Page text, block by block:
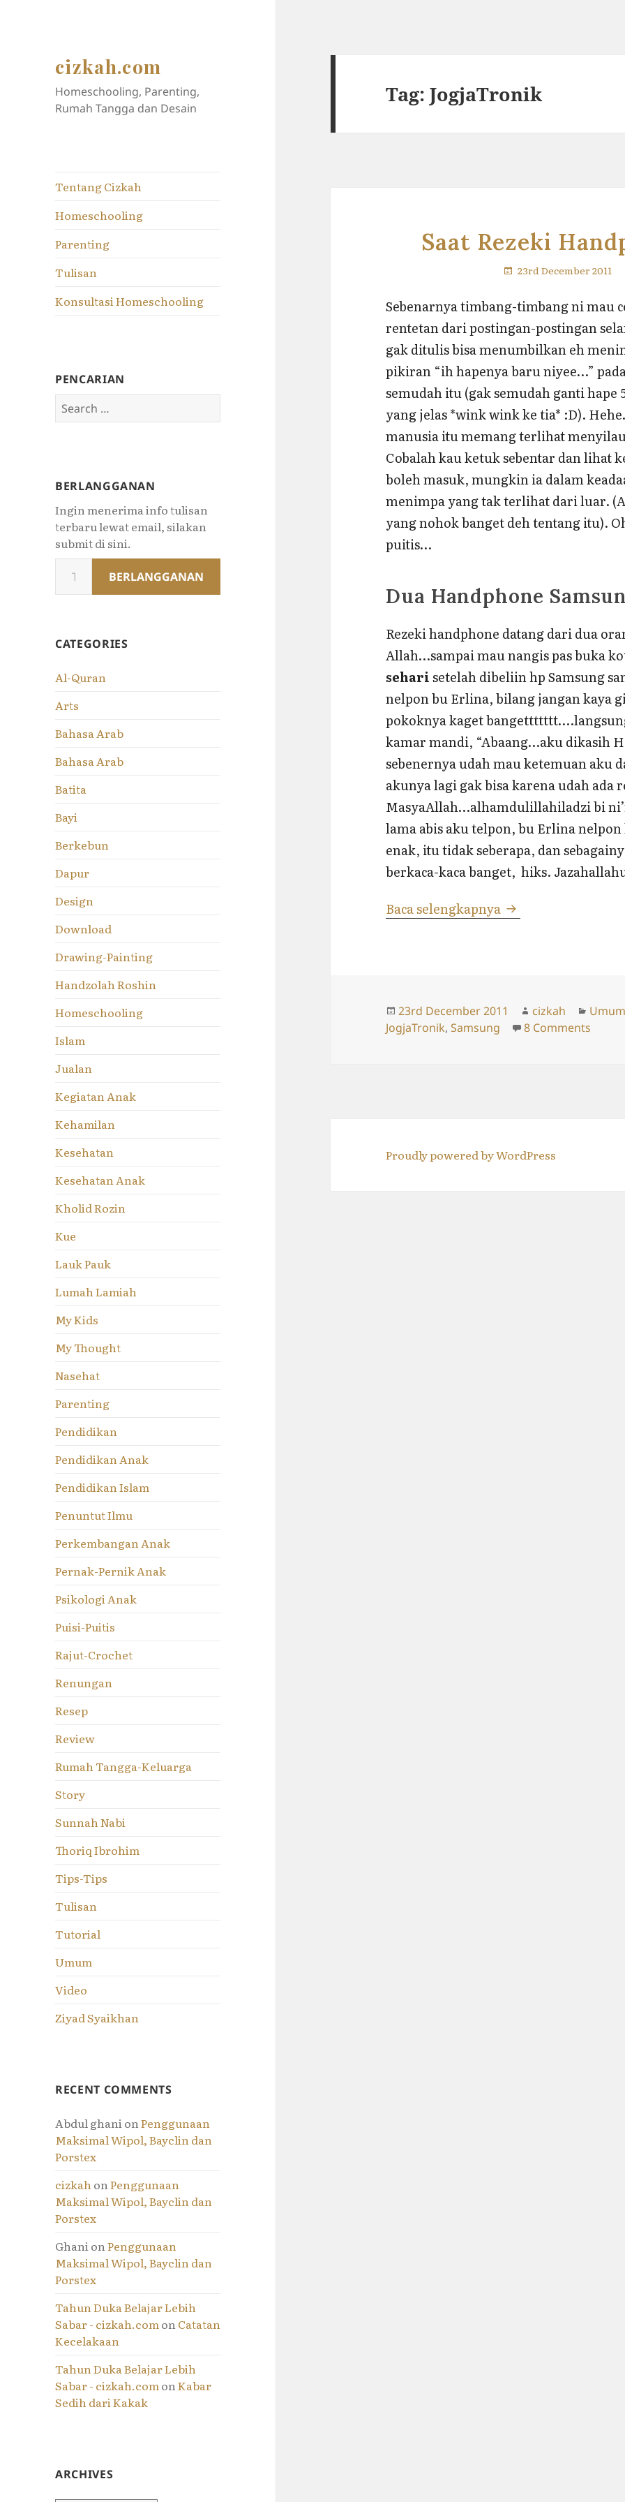
cizkah.com
Homeschooling, Parenting,
Rumah Tangga dan Desain
Tentang Cizkah
Homeschooling
Parenting
Tulisan
Konsultasi Homeschooling
PENCARIAN
Search
for:
BERLANGGANAN
Ingin menerima info tulisan
terbaru lewat email, silakan
submit di sini.
your
email…
BERLANGGANAN
CATEGORIES
Al-Quran
Arts
Bahasa Arab
Bahasa Arab
Batita
Bayi
Berkebun
Dapur
Design
Download
Drawing-Painting
Handzolah Roshin
Homeschooling
Islam
Jualan
Kegiatan Anak
Kehamilan
Kesehatan
Kesehatan Anak
Kholid Rozin
Kue
Lauk Pauk
Lumah Lamiah
My Kids
My Thought
Nasehat
Parenting
Pendidikan
Pendidikan Anak
Pendidikan Islam
Penuntut Ilmu
Perkembangan Anak
Pernak-Pernik Anak
Psikologi Anak
Puisi-Puitis
Rajut-Crochet
Renungan
Resep
Review
Rumah Tangga-Keluarga
Story
Sunnah Nabi
Thoriq Ibrohim
Tips-Tips
Tulisan
Tutorial
Umum
Video
Ziyad Syaikhan
RECENT COMMENTS
Abdul ghanionPenggunaan
Maksimal Wipol, Bayclin dan
Porstex
cizkahonPenggunaan
Maksimal Wipol, Bayclin dan
Porstex
GhanionPenggunaan
Maksimal Wipol, Bayclin dan
Porstex
Tahun Duka Belajar Lebih
Sabar - cizkah.comonCatatan
Kecelakaan
Tahun Duka Belajar Lebih
Sabar - cizkah.comonKabar
Sedih dari Kakak
ARCHIVES
Tag:JogjaTronik
Saat Rezeki
23rd December 2011
Sebenarnya timbang-timbang ni mau
rentetan dari postingan-postingan
gak ditulis bisa menumbilkan eh
pikiran “ih hapenya baru niyee…”
semudah itu (gak semudah ganti hape
yang jelas *wink wink ke tia* :D).
manusia itu memang terlihat
Cobalah kau ketuk sebentar dan lihat
boleh masuk, mungkin ia dalam
menimpa yang tak terlihat dari luar.
yang nohok banget deh tentang itu).
puitis…
Dua Handphone
Rezeki handphone datang dari dua
Allah…sampai mau nangis pas buka
seharisetelah dibeliin hp Samsung
nelpon bu Erlina, bilang jangan kaya
pokoknya kaget
kamar mandi, “Abaang…aku dikasih
sebenernya udah mau ketemuan aku
akunya lagi gak bisa karena udah ada
MasyaAllah…alhamdulillahiladzi bi
lama abis aku telpon, bu Erlina
enak, itu tidak seberapa, dan
berkaca-kaca banget, hiks.
Baca selengkapnya Saat Rezeki
Posted
on
23rd December 2011 Author
cizkah Umum
JogjaTronik,Samsung 8 Comments
Proudly powered by WordPress